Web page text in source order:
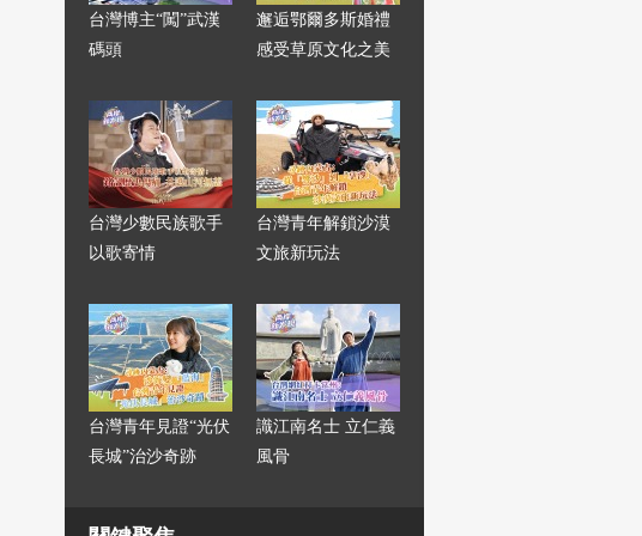
台灣博主“闖”武漢
碼頭
邂逅鄂爾多斯婚禮
感受草原文化之美
台灣少數民族歌手
以歌寄情
台灣青年解鎖沙漠
文旅新玩法
台灣青年見證“光伏
長城”治沙奇跡
識江南名士 立仁義
風骨